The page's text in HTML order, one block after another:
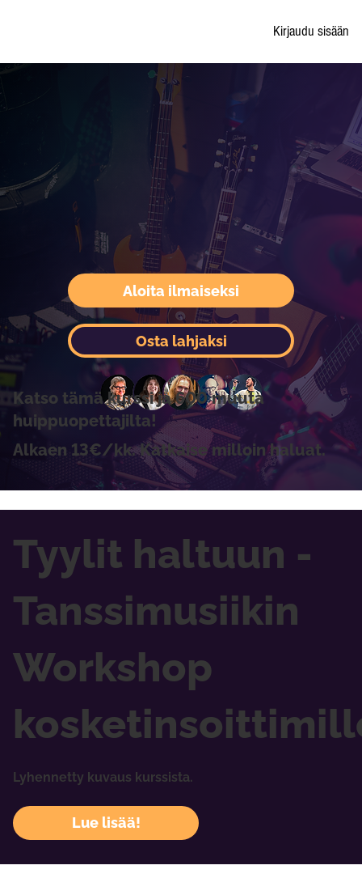
Kirjaudu sisään
Aloita ilmaiseksi
Katso tämä kurssi ja 600 muuta
huippuopettajilta!
Alkaen 13€/kk. Katkaise milloin haluat.
Osta lahjaksi
Tyylit haltuun -
Tanssimusiikin
Workshop
Lyhennetty kuvaus kurssista.
Lue lisää!